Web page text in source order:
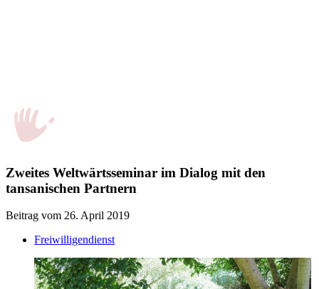
Zweites Weltwärtsseminar im Dialog mit den
tansanischen Partnern
Beitrag vom 26. April 2019
Freiwilligendienst